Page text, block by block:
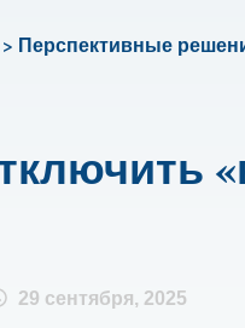
Перспективные
29 сентября, 2025